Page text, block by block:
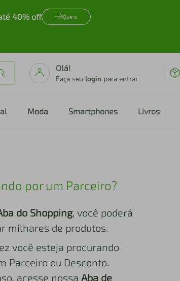
40% off Quero
Olá!
Faça seu login para entrar
Moda Smartphones Livros
por um Parceiro?
do Shopping, você poderá
milhares de produtos.
você esteja procurando
Parceiro ou Desconto.
acesse nossa Aba de